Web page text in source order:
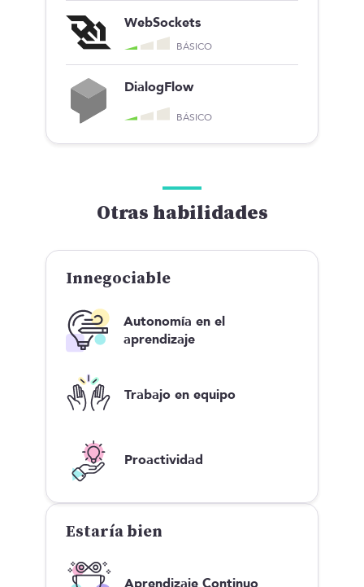
WebSockets
BÁSICO
DialogFlow
BÁSICO
Otras habilidades
Innegociable
Autonomía en el
aprendizaje
Trabajo en equipo
Proactividad
Estaría bien